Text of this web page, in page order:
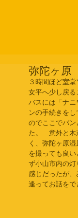
弥陀ヶ原
３時間ほど室
女平へ少し戻
バスには「ナ
ンの手続きを
のでここでパ
た。　意外と
く、弥陀ヶ原
を撮っても良
ず小山市内の
感じだったが
逢ってお話を